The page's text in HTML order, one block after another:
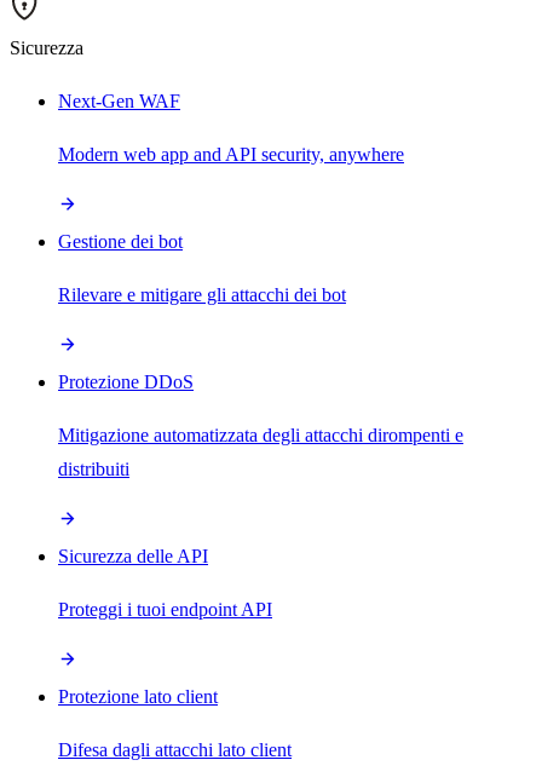
Sicurezza
Next-Gen WAF
Modern web app and API security, anywhere
Gestione dei bot
Rilevare e mitigare gli attacchi dei bot
Protezione DDoS
Mitigazione automatizzata degli attacchi dirompenti e
distribuiti
Sicurezza delle API
Proteggi i tuoi endpoint API
Protezione lato client
Difesa dagli attacchi lato client